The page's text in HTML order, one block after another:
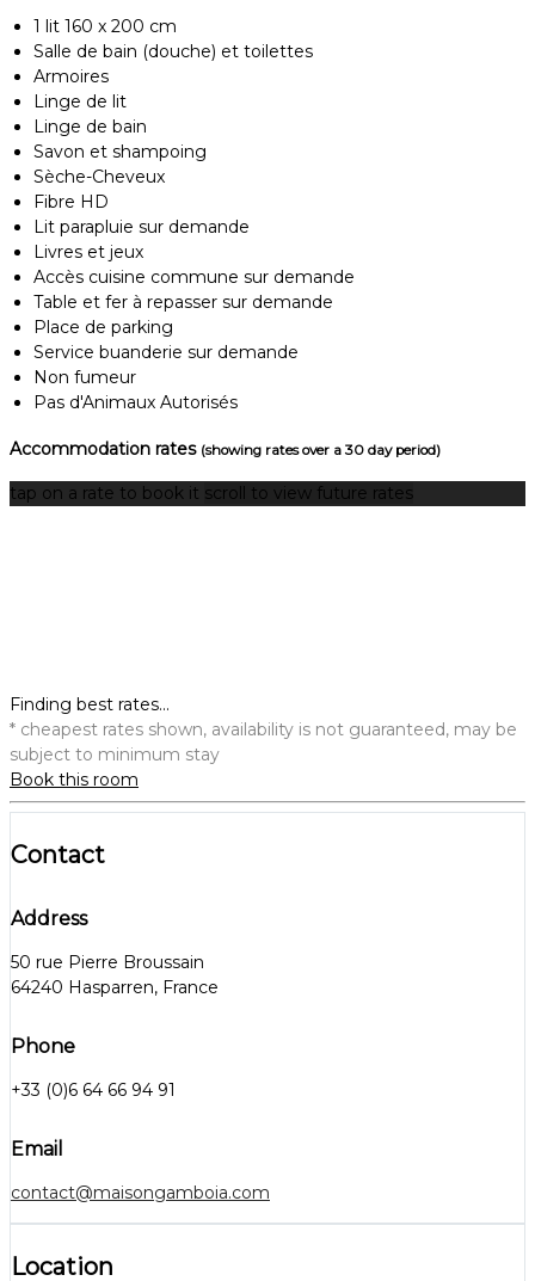
1 lit 160 x 200 cm
Salle de bain (douche) et toilettes
Armoires
Linge de lit
Linge de bain
Savon et shampoing
Sèche-Cheveux
Fibre HD
Lit parapluie sur demande
Livres et jeux
Accès cuisine commune sur demande
Table et fer à repasser sur demande
Place de parking
Service buanderie sur demande
Non fumeur
Pas d'Animaux Autorisés
Accommodation rates (showing rates over a 30 day period)
tap on a rate to book it scroll to view future rates
Finding best rates...
* cheapest rates shown, availability is not guaranteed, may be
subject to minimum stay
Book this room
Contact
Address
50 rue Pierre Broussain
64240 Hasparren, France
Phone
+33 (0)6 64 66 94 91
Email
contact@maisongamboia.com
Location